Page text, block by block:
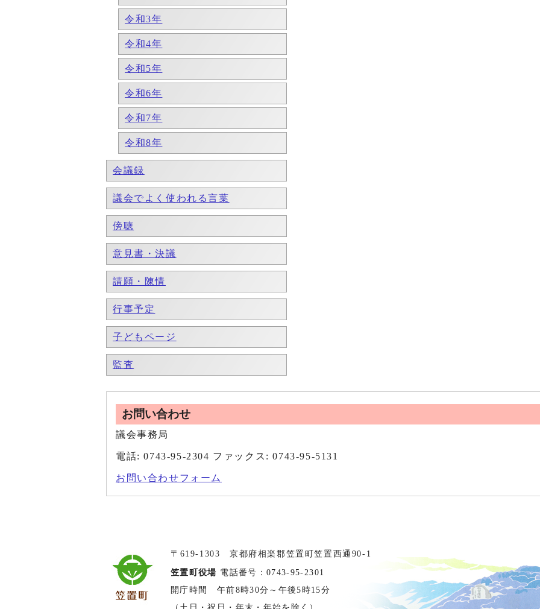
令和3年
令和4年
令和5年
令和6年
令和7年
令和8年
会議録
議会でよく使われる言葉
傍聴
意見書・決議
請願・陳情
行事予定
子どもページ
監査
お問い合わせ
議会事務局
電話: 0743-95-2304 ファックス: 0743-95-5131
お問い合わせフォーム
〒619-1303 京都府相楽郡笠置町笠置西通90-1
笠置町役場 電話番号：0743-95-2301
開庁時間 午前8時30分～午後5時15分